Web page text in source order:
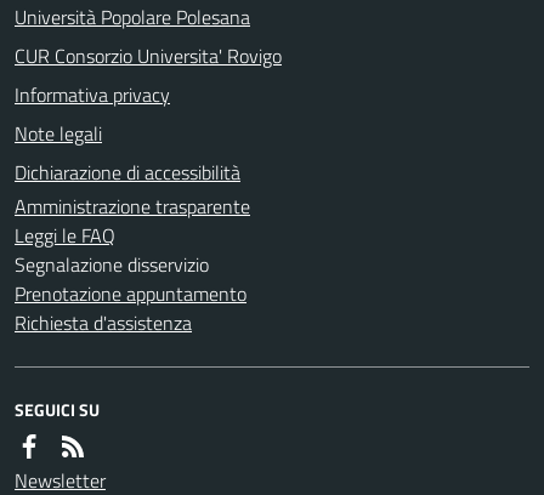
Università Popolare Polesana
CUR Consorzio Universita' Rovigo
Informativa privacy
Note legali
Dichiarazione di accessibilità
Amministrazione trasparente
Leggi le FAQ
Segnalazione disservizio
Prenotazione appuntamento
Richiesta d'assistenza
SEGUICI SU
Newsletter